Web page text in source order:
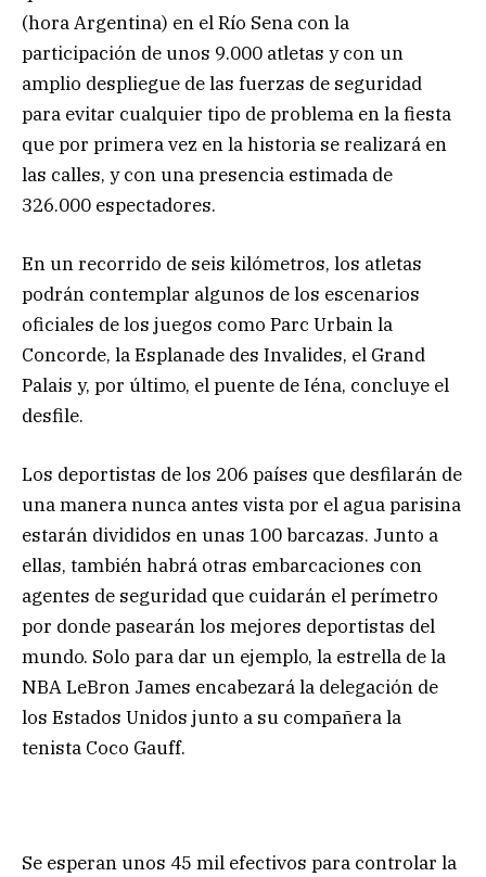
(hora Argentina) en el Río Sena con la
participación de unos 9.000 atletas y con un
amplio despliegue de las fuerzas de seguridad
para evitar cualquier tipo de problema en la fiesta
que por primera vez en la historia se realizará en
las calles, y con una presencia estimada de
326.000 espectadores.
En un recorrido de seis kilómetros, los atletas
podrán contemplar algunos de los escenarios
oficiales de los juegos como Parc Urbain la
Concorde, la Esplanade des Invalides, el Grand
Palais y, por último, el puente de Iéna, concluye el
desfile.
Los deportistas de los 206 países que desfilarán de
una manera nunca antes vista por el agua parisina
estarán divididos en unas 100 barcazas. Junto a
ellas, también habrá otras embarcaciones con
agentes de seguridad que cuidarán el perímetro
por donde pasearán los mejores deportistas del
mundo. Solo para dar un ejemplo, la estrella de la
NBA LeBron James encabezará la delegación de
los Estados Unidos junto a su compañera la
tenista Coco Gauff.
Se esperan unos 45 mil efectivos para controlar la